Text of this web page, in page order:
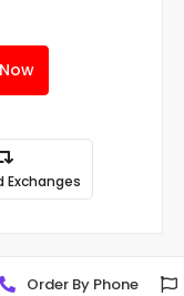
Exchanges
Order By Phone